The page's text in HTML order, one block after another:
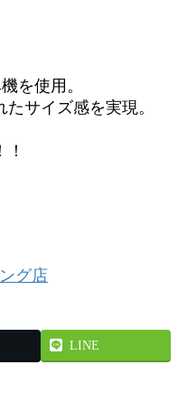
を使用。
サイズ感を実現。
グ店
LINE